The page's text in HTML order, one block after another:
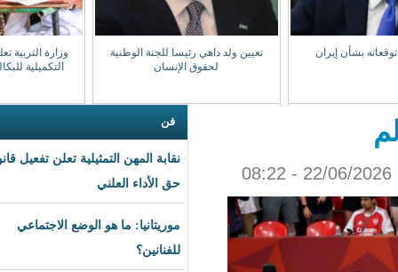
تعيين ولد داهي رئيسا للجنة الوطنية
وزارة التربية تعلن بدء تصحيح الدورة
التكميلية للبكالوريا السبت المقبل
نقابة المهن التمثيلية تعلن تفعيل قانون
حق الأداء العلني
موريتانيا: ما هو الوضع الاجتماعي
للفنانين؟